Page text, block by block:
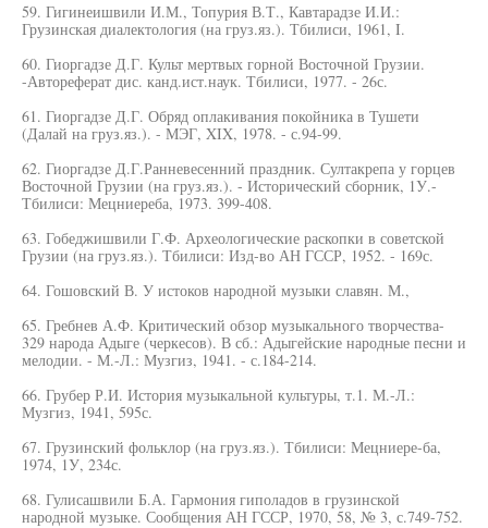
59. Гигинеишвили И.М., Топурия В.Т., Кавтарадзе И.И.:
Грузинская диалектология (на груз.яз.). Тбилиси, 1961, I.
60. Гиоргадзе Д.Г. Культ мертвых горной Восточной Грузии.
-Автореферат дис. канд.ист.наук. Тбилиси, 1977. - 26с.
61. Гиоргадзе Д.Г. Обряд оплакивания покойника в Тушети
(Далай на груз.яз.). - МЭГ, XIX, 1978. - с.94-99.
62. Гиоргадзе Д.Г.Ранневесенний праздник. Султакрепа у горцев
Восточной Грузии (на груз.яз.). - Исторический сборник, 1У.-
Тбилиси: Мецниереба, 1973. 399-408.
63. Гобеджишвили Г.Ф. Археологические раскопки в советской
Грузии (на груз.яз.). Тбилиси: Изд-во АН ГССР, 1952. - 169с.
64. Гошовский В. У истоков народной музыки славян. М.,
65. Гребнев А.Ф. Критический обзор музыкального творчества-
329 народа Адыге (черкесов). В сб.: Адыгейские народные песни и
мелодии. - М.-Л.: Музгиз, 1941. - с.184-214.
66. Грубер Р.И. История музыкальной культуры, т.1. М.-Л.:
Музгиз, 1941, 595с.
67. Грузинский фольклор (на груз.яз.). Тбилиси: Мецниере-ба,
1974, 1У, 234с.
68. Гулисашвили Б.А. Гармония гиполадов в грузинской
народной музыке. Сообщения АН ГССР, 1970, 58, № 3, с.749-752.